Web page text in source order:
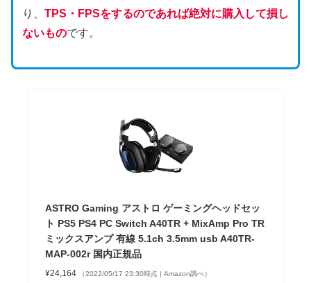
り、 TPS・FPSをするのであれば絶対に購入して損し
ないものです。
ASTRO Gaming アストロ ゲーミングヘッドセッ
ト PS5 PS4 PC Switch A40TR + MixAmp Pro TR
ミックスアンプ 有線 5.1ch 3.5mm usb A40TR-
MAP-002r 国内正規品
¥24,164 （2022/05/17 23:30時点 | Amazon調べ）